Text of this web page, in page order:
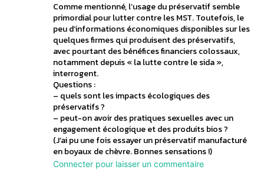
Comme mentionné, l’usage du préservatif semble
primordial pour lutter contre les MST. Toutefois, le
peu d’informations économiques disponibles sur les
quelques firmes qui produisent des préservatifs,
avec pourtant des bénéfices financiers colossaux,
notamment depuis « la lutte contre le sida »,
interrogent.
Questions :
– quels sont les impacts écologiques des
préservatifs ?
– peut-on avoir des pratiques sexuelles avec un
engagement écologique et des produits bios ?
(J’ai pu une fois essayer un préservatif manufacturé
en boyaux de chèvre. Bonnes sensations !)
Connecter pour laisser un commentaire